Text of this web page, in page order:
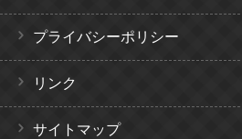
プライバシーポリシー
リンク
サイトマップ